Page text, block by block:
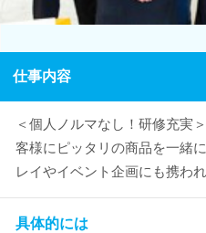
仕事内容
＜個人ノルマなし！研修充実
客様にピッタリの商品を一緒
レイやイベント企画にも携わ
具体的には